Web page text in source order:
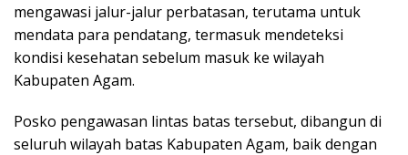
mengawasi jalur-jalur perbatasan, terutama untuk
mendata para pendatang, termasuk mendeteksi
kondisi kesehatan sebelum masuk ke wilayah
Kabupaten Agam.
Posko pengawasan lintas batas tersebut, dibangun di
seluruh wilayah batas Kabupaten Agam, baik dengan